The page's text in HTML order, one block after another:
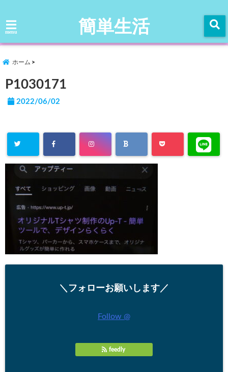
menu 簡単生活
ホーム
P1030171
2022/06/02
＼フォローお願いします／
Follow @
feedly